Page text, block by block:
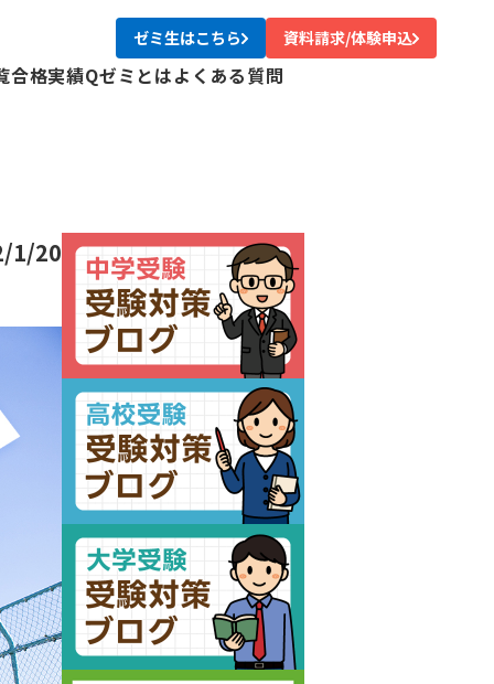
ゼミ生はこちら 資料請求/体験申込
校
中央校
合格実績Qゼミとはよくある質問
1/20